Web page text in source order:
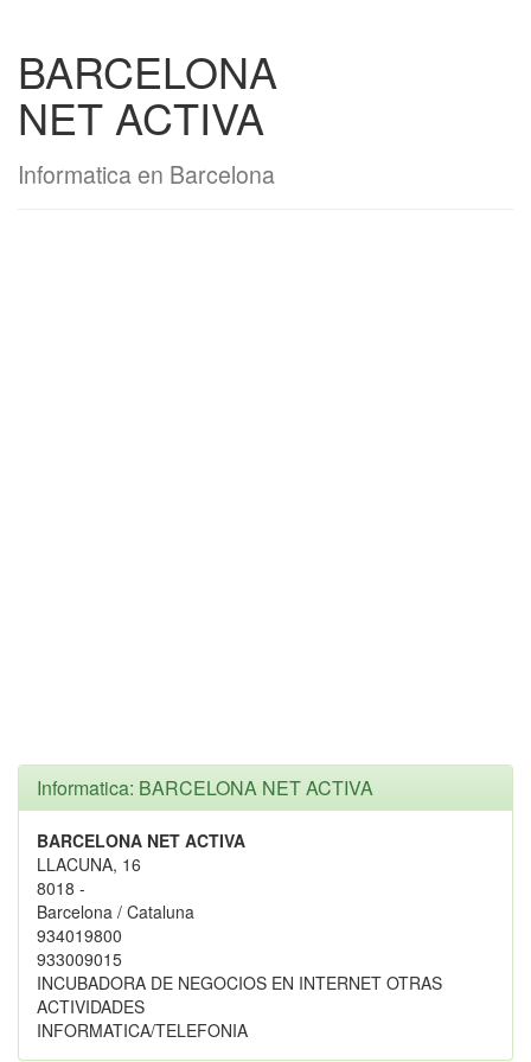
BARCELONA
NET ACTIVA
Informatica en Barcelona
Informatica: BARCELONA NET ACTIVA
BARCELONA NET ACTIVA
LLACUNA, 16
8018 -
Barcelona / Cataluna
934019800
933009015
INCUBADORA DE NEGOCIOS EN INTERNET OTRAS
ACTIVIDADES
INFORMATICA/TELEFONIA